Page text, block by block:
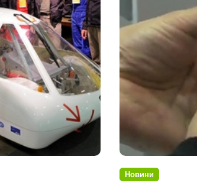
Новини